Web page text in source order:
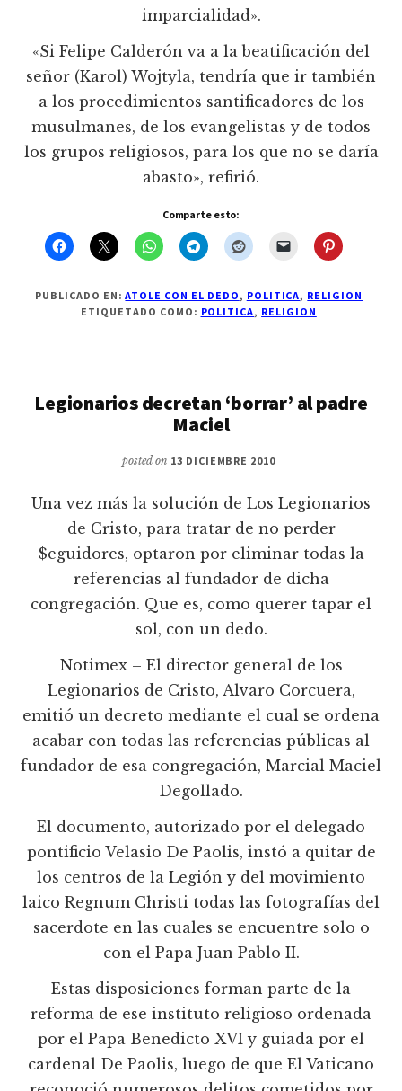
imparcialidad».
«Si Felipe Calderón va a la beatificación del
señor (Karol) Wojtyla, tendría que ir también
a los procedimientos santificadores de los
musulmanes, de los evangelistas y de todos
los grupos religiosos, para los que no se daría
abasto», refirió.
Comparte esto:
PUBLICADO EN:ATOLE CON EL DEDO , POLITICA, RELIGION
ETIQUETADO COMO: POLITICA, RELIGION
Legionarios decretan ‘borrar’ al padre
Maciel
posted on 13 DICIEMBRE 2010
Una vez más la solución de Los Legionarios
de Cristo, para tratar de no perder
$eguidores, optaron por eliminar todas la
referencias al fundador de dicha
congregación. Que es, como querer tapar el
sol, con un dedo.
Notimex – El director general de los
Legionarios de Cristo, Alvaro Corcuera,
emitió un decreto mediante el cual se ordena
acabar con todas las referencias públicas al
fundador de esa congregación, Marcial Maciel
Degollado.
El documento, autorizado por el delegado
pontificio Velasio De Paolis, instó a quitar de
los centros de la Legión y del movimiento
laico Regnum Christi todas las fotografías del
sacerdote en las cuales se encuentre solo o
con el Papa Juan Pablo II.
Estas disposiciones forman parte de la
reforma de ese instituto religioso ordenada
por el Papa Benedicto XVI y guiada por el
cardenal De Paolis, luego de que El Vaticano